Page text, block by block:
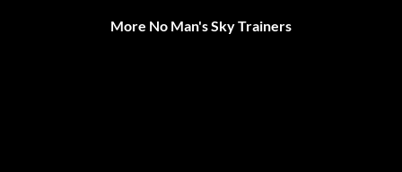
More No Man's Sky Trainers